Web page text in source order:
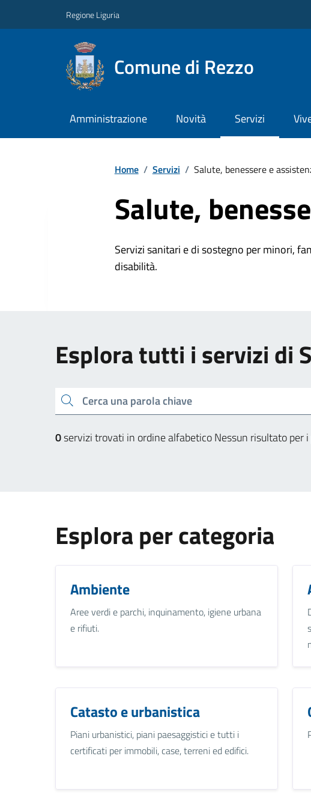
Regione Liguria
Comune di Rezzo
Amministrazione Novità Servizi
Home / Servizi / Salute, benessere e
Salute,
Servizi sanitari e di sostegno per minori,
disabilità.
Esplora tutti i servizi di
Cerca una parola chiave
0servizi trovati in ordine alfabeticoNessun risultato per
Esplora per categoria
Ambiente
Aree verdi e parchi, inquinamento, igiene urbana
e rifiuti.
Catasto e urbanistica
Piani urbanistici, piani paesaggistici e tutti i
certificati per immobili, case, terreni ed edifici.